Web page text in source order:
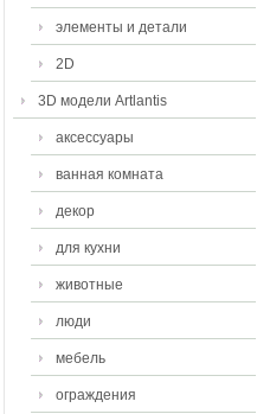
элементы и детали
2D
3D модели Artlantis
аксессуары
ванная комната
декор
для кухни
животные
люди
мебель
ограждения